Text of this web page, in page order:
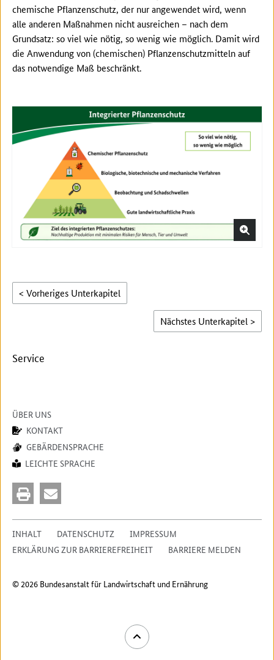
chemische Pflanzenschutz, der nur angewendet wird, wenn
alle anderen Maßnahmen nicht ausreichen – nach dem
Grundsatz: so viel wie nötig, so wenig wie möglich. Damit wird
die Anwendung von (chemischen) Pflanzenschutzmitteln auf
das notwendige Maß beschränkt.
< Vorheriges Unterkapitel
Nächstes Unterkapitel >
Service
ÜBER UNS
KONTAKT
GEBÄRDENSPRACHE
LEICHTE SPRACHE
INHALT DATENSCHUTZ
IMPRESSUM
ERKLÄRUNG ZUR BARRIEREFREIHEIT
BARRIERE MELDEN
© 2026 Bundesanstalt für Landwirtschaft und Ernährung